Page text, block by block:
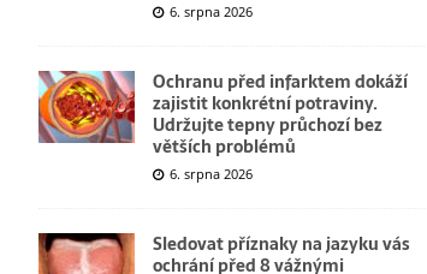
6. srpna 2026
Ochranu před infarktem dokáží
zajistit konkrétní potraviny.
Udržujte tepny průchozí bez
větších problémů
6. srpna 2026
Sledovat příznaky na jazyku vás
ochrání před 8 vážnými